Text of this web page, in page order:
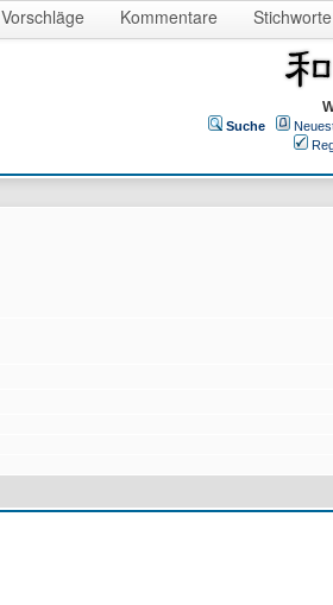
Vorschläge Kommentare Stichworte
Suche